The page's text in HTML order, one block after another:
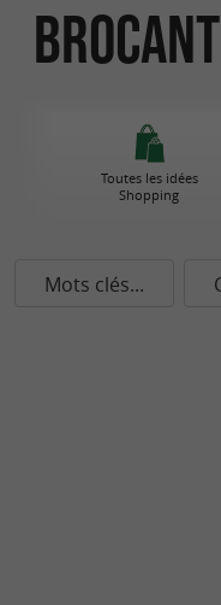
Toutes les idées
Shopping
Mots clés...